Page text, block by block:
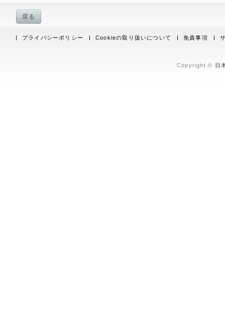
戻る
プライバシーポリシー Cookieの取り扱いについて 免責事項
Copyright © 日